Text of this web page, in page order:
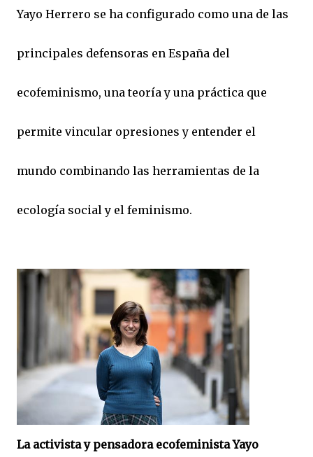
Yayo Herrero se ha configurado como una de las
principales defensoras en España del
ecofeminismo, una teoría y una práctica que
permite vincular opresiones y entender el
mundo combinando las herramientas de la
ecología social y el feminismo.
La activista y pensadora ecofeminista Yayo